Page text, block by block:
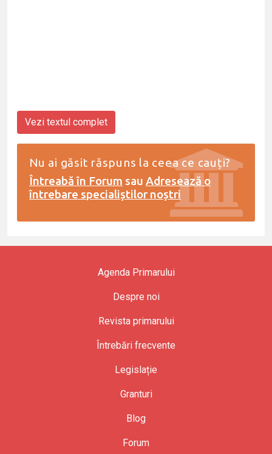
Vezi textul complet
Nu ai găsit răspuns la ceea ce cauți?
Întreabă în Forum sau Adresează o
întrebare specialiștilor noștri
Agenda Primarului
Despre noi
Revista primarului
Întrebări frecvente
Legislație
Granturi
Blog
Forum